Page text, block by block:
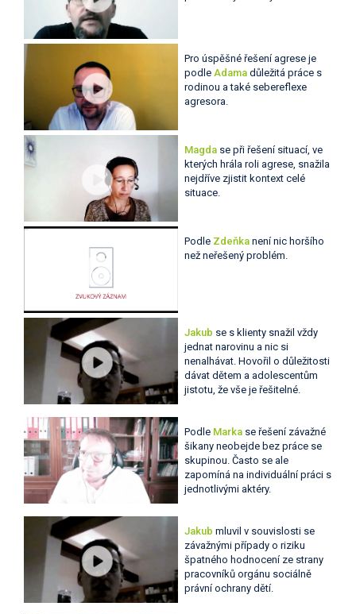
Pro úspěšné řešení agrese je
podle Adamadůležitá práce s
rodinou a také sebereflexe
agresora.
Magdase při řešení situací, ve
kterých hrála roli agrese, snažila
nejdříve zjistit kontext celé
situace.
Podle Zdeňkanení nic horšího
než neřešený problém.
Jakub se s klienty snažil vždy
jednat narovinu a nic si
nenalhávat. Hovořil o důležitosti
dávat dětem a adolescentům
jistotu, že vše je řešitelné.
Podle Markase řešení závažné
šikany neobejde bez práce se
skupinou. Často se ale
zapomíná na individuální práci s
jednotlivými aktéry.
Jakub mluvil v souvislosti se
závažnými případy o riziku
špatného hodnocení ze strany
pracovníků orgánu sociálně
právní ochrany dětí.